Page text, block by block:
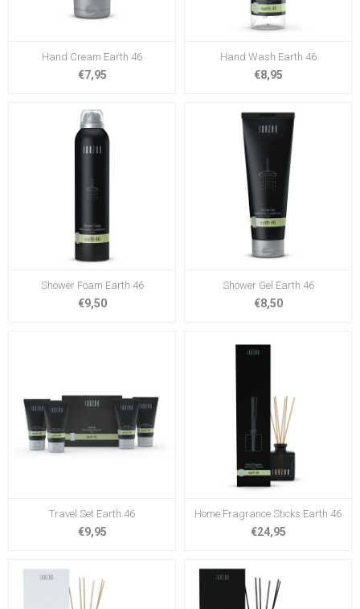
Hand Cream Earth 46
€7,95
Hand Wash Earth 46
€8,95
Shower Foam Earth 46
€9,50
Shower Gel Earth 46
€8,50
Travel Set Earth 46
€9,95
Home Fragrance Sticks Earth 46
€24,95